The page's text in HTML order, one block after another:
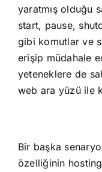
yaratmış olduğu
start, pause,
gibi komutlar ve
erişip müdahale
yeteneklere de
web ara yüzü ile
Bir başka
özelliğinin